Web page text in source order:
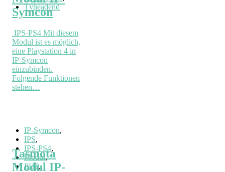
Tvheadend
Symcon
IPS-PS4 Mit diesem
Modul ist es möglich,
eine Playstation 4 in
IP-Symcon
einzubinden.
Folgende Funktionen
stehen…
IP-Symcon,
IPS,
IPS-PS4,
Modul,
PHP,
Tasmota
Modul IP-